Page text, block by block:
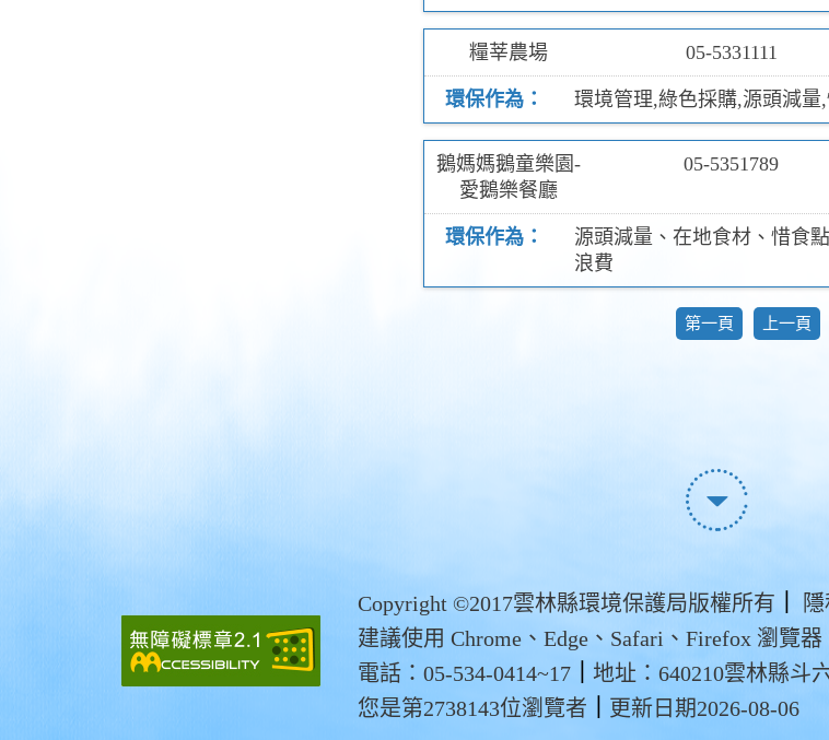
糧莘農場 05-5331111
環保作為：
環境管理,綠色採購,源頭減
鵝媽媽鵝童樂園-
愛鵝樂餐廳
05-5351789
環保作為：
源頭減量、在地食材、惜食
浪費
第一頁 上一頁
Copyright ©2017雲林縣環境保護局版權所有
建議使用 Chrome、Edge、Safari、Firefox 瀏覽
電話：05-534-0414~17｜ 地址：640210雲林縣斗
您是第2738143位瀏覽者
更新日期2026-08-06